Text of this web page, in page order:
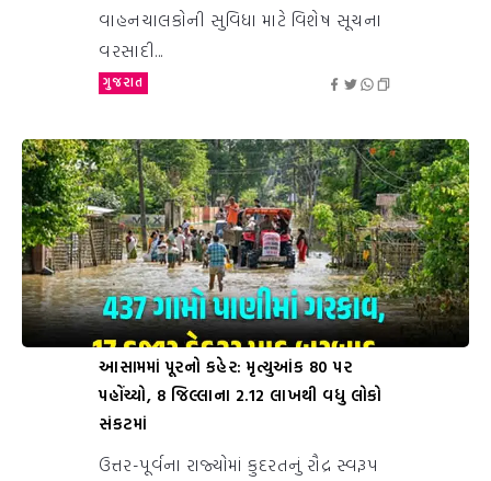
વાહનચાલકોની સુવિધા માટે વિશેષ સૂચના
વરસાદી...
ગુજરાત
આસામમાં પૂરનો કહેર: મૃત્યુઆંક 80 પર
પહોંચ્યો, 8 જિલ્લાના 2.12 લાખથી વધુ લોકો
સંકટમાં
ઉત્તર-પૂર્વના રાજ્યોમાં કુદરતનું રૌદ્ર સ્વરૂપ